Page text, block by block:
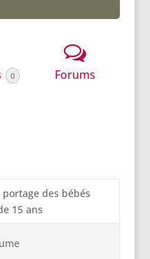
0 Forums
des bébés
15 ans